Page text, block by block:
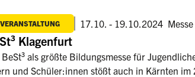
VERANSTALTUNG 17.10. - 19.10.2024
Klagenfurt
BeSt³ als größte Bildungsmesse für
und Schüler:innen stößt auch in Kärnten im